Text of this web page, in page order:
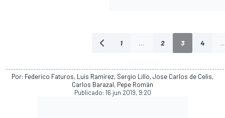
1 ... 2 3 4
Por: Federico Faturos, Luis Ramírez, Sergio Lillo, Jose Carlos de Celis,
Carlos Barazal, Pepe Román
Publicado: 16 jun 2019, 9:20